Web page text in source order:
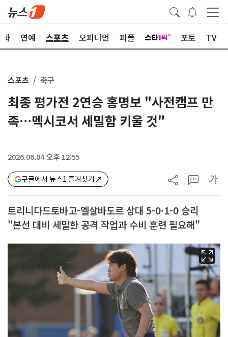
화 연예 스포츠 오피니언 피플 포토 TV
스포츠 축구
최종 평가전 2연승 홍명보 "사전캠프 만
족…멕시코서 세밀함 키울 것"
2026.06.04 오후 12:55
구글에서 뉴스1 즐겨찾기 가
트리니다드토바고-엘살바도르 상대 5-0·1-0 승리
"본선 대비 세밀한 공격 작업과 수비 훈련 필요해"